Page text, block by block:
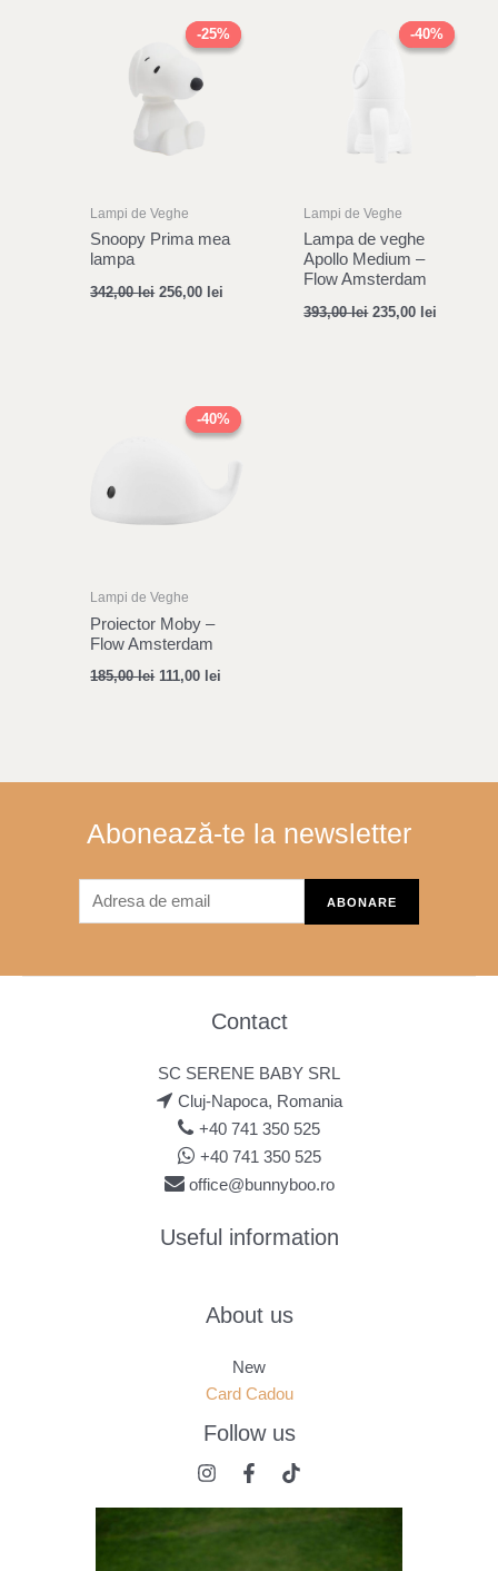
-25%
-25%
Lampi de Veghe
Snoopy Prima mea
lampa
342,00lei
price
was:
342,00 lei.
256,00 lei
price
is:
-40%
-40%
Lampi de Veghe
Lampa de veghe
Apollo Medium –
Flow Amsterdam
393,00lei
price
was:
235,00 lei
price
is:
-40%
-40%
Lampi de Veghe
Proiector Moby –
Flow Amsterdam
185,00lei
price
was:
111,00 lei
price
is:
Abonează-te la newsletter
Contact
SC SERENE BABY SRL
Cluj-Napoca, Romania
+40 741 350 525
+40 741 350 525
office@bunnyboo.ro
Useful information
About us
New
Card Cadou
Follow us